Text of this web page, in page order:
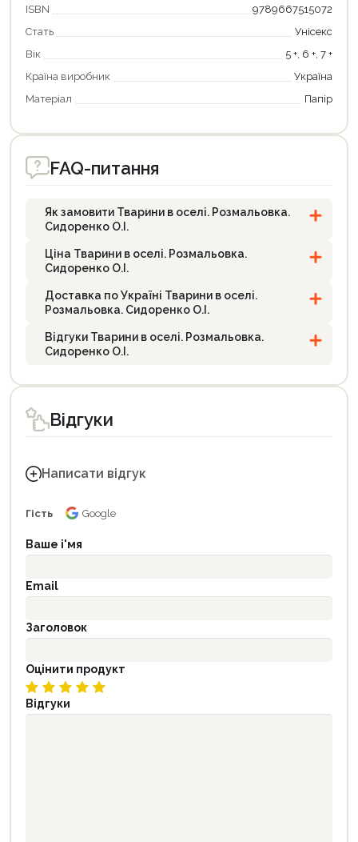
ISBN
9789667515072
Стать
Унісекс
Вік
5 +, 6 +, 7 +
Країна виробник
Україна
Матеріал
Папір
FAQ-питання
Як замовити Тварини в оселі. Розмальовка.
Сидоренко О.І.
Ціна Тварини в оселі. Розмальовка.
Сидоренко О.І.
Доставка по Україні Тварини в оселі.
Розмальовка. Сидоренко О.І.
Відгуки Тварини в оселі. Розмальовка.
Сидоренко О.І.
Відгуки
Написати відгук
Гість Google
Ваше і'мя
Email
Заголовок
Оцінити продукт
Відгуки